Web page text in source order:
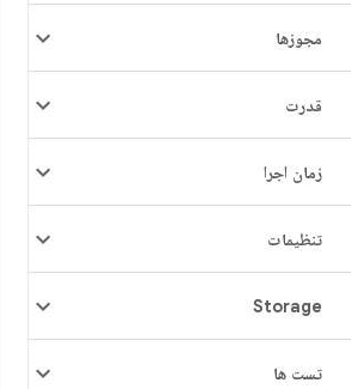
مجوزها
قدرت
زمان اجرا
تنظیمات
Storage
تست ها